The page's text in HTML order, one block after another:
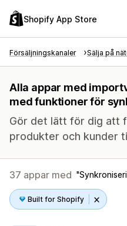
Shopify App Store
Försäljningskanaler Sälja på
Alla appar med
med funktioner för
Gör det lätt för dig att
produkter och kunder
37 appar med
Built for Shopify